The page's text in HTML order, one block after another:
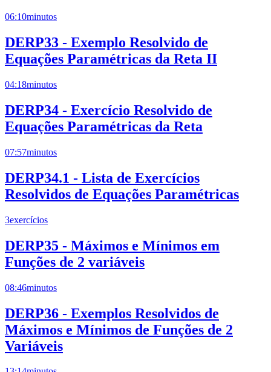
06:10minutos
DERP33 - Exemplo Resolvido de
Equações Paramétricas da Reta II
04:18minutos
DERP34 - Exercício Resolvido de
Equações Paramétricas da Reta
07:57minutos
DERP34.1 - Lista de Exercícios
Resolvidos de Equações Paramétricas
3exercícios
DERP35 - Máximos e Mínimos em
Funções de 2 variáveis
08:46minutos
DERP36 - Exemplos Resolvidos de
Máximos e Mínimos de Funções de 2
Variáveis